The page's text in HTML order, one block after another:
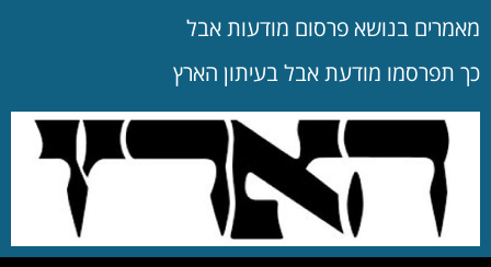
מאמרים בנושא פרסום מודעות אבל
כך תפרסמו מודעת אבל בעיתון הארץ